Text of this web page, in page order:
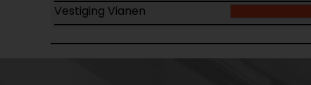
Vestiging Vianen